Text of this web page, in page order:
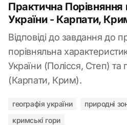
Практична Порівняння
України - Карпати,
Відповіді до завдання до
порівняльна
України (Полісся, Степ) та
(Карпати, Крим).
географія україни природні
кримські гори